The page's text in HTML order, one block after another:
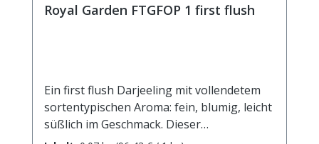
Royal Garden FTGFOP 1 first flush
Ein first flush Darjeeling mit vollendetem
sortentypischen Aroma: fein, blumig, leicht
süßlich im Geschmack. Dieser